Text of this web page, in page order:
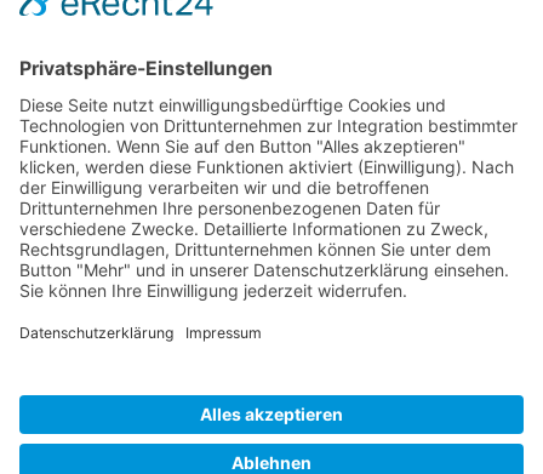
die Summe aus 6 und 3?
Ich habe dieDatenschutzerklärung
gelesen und akzeptiere*
* Pflichtfelder
WERDEN SIEBVK-MITGLIED!